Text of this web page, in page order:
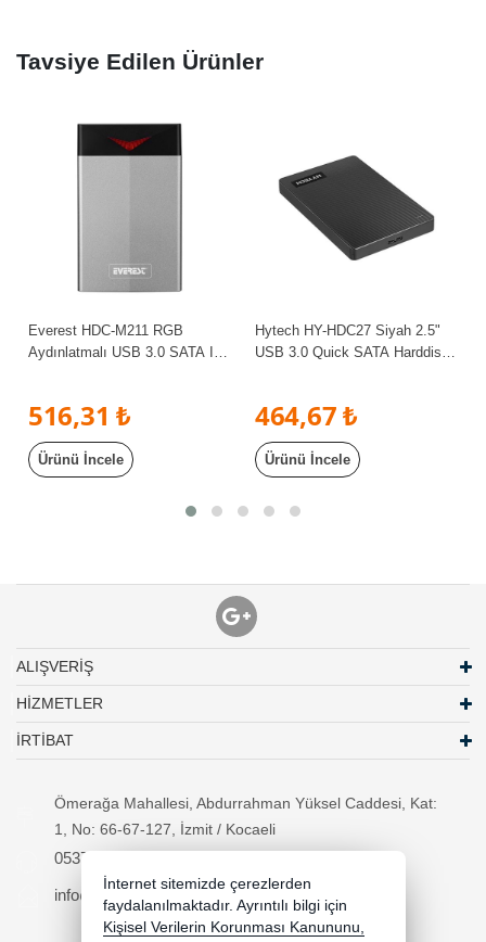
Tavsiye Edilen Ürünler
Everest HDC-M211 RGB
Aydınlatmalı USB 3.0 SATA III
516,31 ₺
Ürünü İncele
Hytech HY-HDC27 Siyah 2.5"
USB 3.0 Quick SATA Harddisk
464,67 ₺
Ürünü İncele
ALIŞVERİŞ
HİZMETLER
İRTİBAT
Ömerağa Mahallesi, Abdurrahman Yüksel Caddesi, Kat:
1, No: 66-67-127, İzmit / Kocaeli
05370294557
info@necipbilgisayar.net
İnternet sitemizde çerezlerden
faydalanılmaktadır. Ayrıntılı bilgi için
Kişisel Verilerin Korunması Kanununu,